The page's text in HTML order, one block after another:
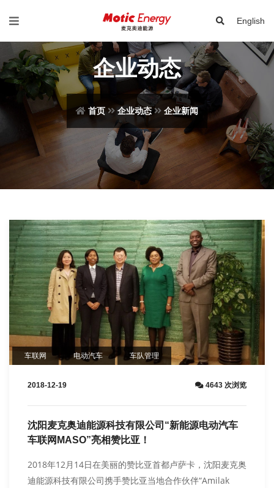
English
企业动态
首页 企业动态 企业新闻
车联网 电动汽车 车队管理
2018-12-19 4643 次浏览
沈阳麦克奥迪能源科技有限公司“新能源电动汽车
车联网MASO”亮相赞比亚！
2018年12月14日在美丽的赞比亚首都卢萨卡，沈阳麦克奥
迪能源科技有限公司携手赞比亚当地合作伙伴“Amilak